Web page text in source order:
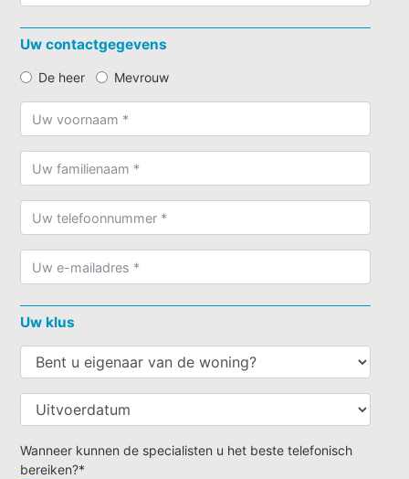
Uw contactgegevens
De heer Mevrouw
Uw klus
Wanneer kunnen de specialisten u het beste telefonisch
bereiken?*